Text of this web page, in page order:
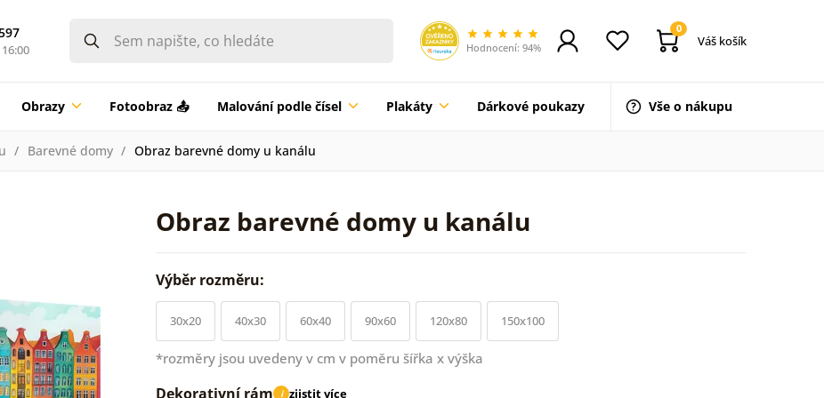
Hodnocení: 94%
0
Váš košík
Obrazy Fotoobraz 📤 Malování podle čísel Plakáty Dárkové poukazy Vše o nákupu
Barevné domy Obraz barevné domy u kanálu
Obraz barevné domy u kanálu
Výběr rozměru:
30x20 40x30 60x40 90x60 120x80 150x100
*rozměry jsou uvedeny v cm v poměru šířka x výška
Dekorativní rám i zjistit více